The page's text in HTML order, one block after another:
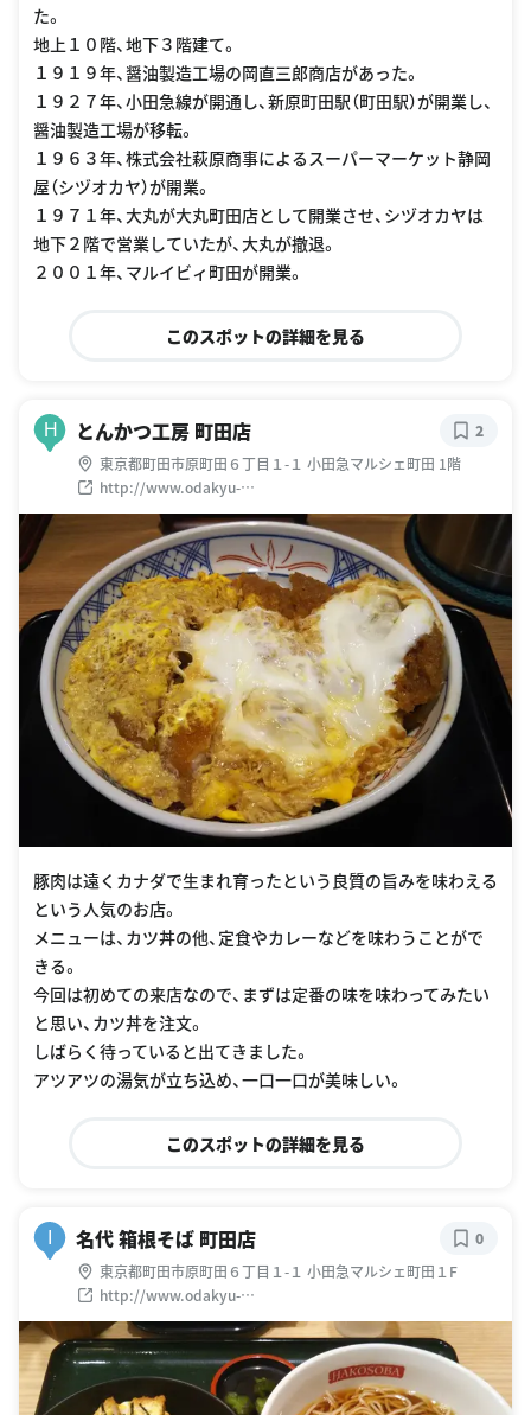
た。
地上１０階、地下３階建て。
１９１９年、醤油製造工場の岡直三郎商店があった。
１９２７年、小田急線が開通し、新原町田駅（町田駅）が開業し、
醤油製造工場が移転。
１９６３年、株式会社萩原商事によるスーパーマーケット静岡
屋（シヅオカヤ）が開業。
１９７１年、大丸が大丸町田店として開業させ、シヅオカヤは
地下２階で営業していたが、大丸が撤退。
２００１年、マルイビィ町田が開業。
このスポットの詳細を見る
H とんかつ工房 町田店
東京都町田市原町田６丁目１-１ 小田急マルシェ町田 1階
http://www.odakyu-
restaurant.jp/shop/others/tonkatukobo/
2
豚肉は遠くカナダで生まれ育ったという良質の旨みを味わえる
という人気のお店。
メニューは、カツ丼の他、定食やカレーなどを味わうことがで
きる。
今回は初めての来店なので、まずは定番の味を味わってみたい
と思い、カツ丼を注文。
しばらく待っていると出てきました。
アツアツの湯気が立ち込め、一口一口が美味しい。
このスポットの詳細を見る
I 名代 箱根そば 町田店
東京都町田市原町田６丁目１-１ 小田急マルシェ町田１F
http://www.odakyu-
restaurant.jp/shop/hakonesoba/hakonesoba/
0